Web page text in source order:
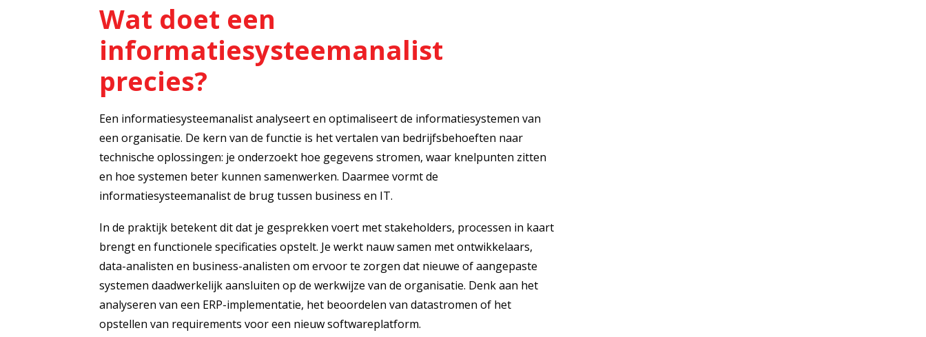
Wat doet een
informatiesysteemanalist
precies?
Een informatiesysteemanalist analyseert en optimaliseert de informatiesystemen van
een organisatie. De kern van de functie is het vertalen van bedrijfsbehoeften naar
technische oplossingen: je onderzoekt hoe gegevens stromen, waar knelpunten zitten
en hoe systemen beter kunnen samenwerken. Daarmee vormt de
informatiesysteemanalist de brug tussen business en IT.
In de praktijk betekent dit dat je gesprekken voert met stakeholders, processen in kaart
brengt en functionele specificaties opstelt. Je werkt nauw samen met ontwikkelaars,
data-analisten en business-analisten om ervoor te zorgen dat nieuwe of aangepaste
systemen daadwerkelijk aansluiten op de werkwijze van de organisatie. Denk aan het
analyseren van een ERP-implementatie, het beoordelen van datastromen of het
opstellen van requirements voor een nieuw softwareplatform.